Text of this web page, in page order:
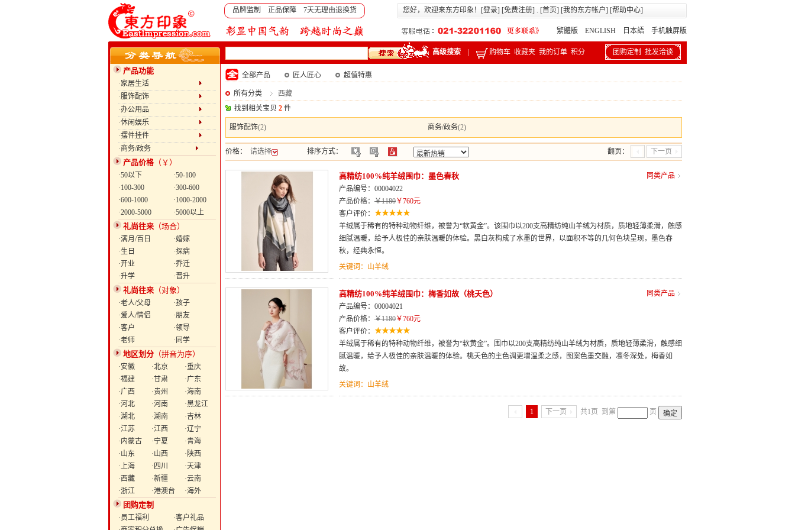
品牌监制 正品保障 7天无理由退换货 您好，欢迎来东方印象！[登录] [免费注册] . [首页] [我的东方帐户] [帮助中心]
繁體版 ENGLISH 日本語 手机触屏版
高级搜索 购物车 收藏夹 我的订单 积分 团购定制 批发洽谈
产品功能
·家居生活
·服饰配饰
·办公用品
·休闲娱乐
·摆件挂件
·商务/政务
产品价格（￥）
·50以下
·50-100
·100-300
·300-600
·600-1000
·1000-2000
·2000-5000
·5000以上
礼尚往来 （场合）
·满月/百日
·婚嫁
·生日
·探病
·开业
·乔迁
·升学
·晋升
礼尚往来 （对象）
·老人/父母
·孩子
·爱人/情侣
·朋友
·客户
·领导
·老师
·同学
地区划分 （拼音为序）
·安徽 ·北京
·重庆
·福建
·甘肃
·广东
·广西
·贵州
·海南
·河北
·河南
·黑龙江
·湖北
·湖南
·吉林
·江苏
·江西
·辽宁
·内蒙古
·宁夏
·青海
·山东
·山西
·陕西
·上海
·四川
·天津
·西藏
·新疆
·云南
·浙江
·港澳台 ·海外
团购定制
·员工福利
·客户礼品
全部产品 匠人匠心 超值特惠
所有分类
西藏
找到相关宝贝 2 件
服饰配饰(2) 商务/政务(2)
价格： 请选择 排序方式： 翻页： 下一页
高精纺100%纯羊绒围巾：墨色春秋
同类产品
产品编号：00004022
产品价格： ￥1180￥760元
客户评价：
羊绒属于稀有的特种动物纤维，被誉为“软黄金”。该围巾以200支高精纺纯山羊绒为材质，质地轻薄柔滑，触感
细腻温暖，给予人极佳的亲肤温暖的体验。黑白灰构成了水墨的世界，以面积不等的几何色块呈现，墨色春
秋，经典永恒。
关键词：山羊绒
高精纺100%纯羊绒围巾：梅香如故（桃夭色）
同类产品
产品编号：00004021
产品价格： ￥1180￥760元
客户评价：
羊绒属于稀有的特种动物纤维，被誉为“软黄金”。围巾以200支高精纺纯山羊绒为材质，质地轻薄柔滑，触感细
腻温暖，给予人极佳的亲肤温暖的体验。桃夭色的主色调更增温柔之感，图案色墨交融，凛冬深处，梅香如
故。
关键词：山羊绒
1 下一页 共1页 到第 页